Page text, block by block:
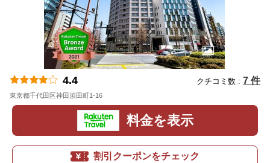
4.4 クチコミ数 : 7 件
東京都千代田区神田須田町1-16
料金を表示
割引クーポンをチェック